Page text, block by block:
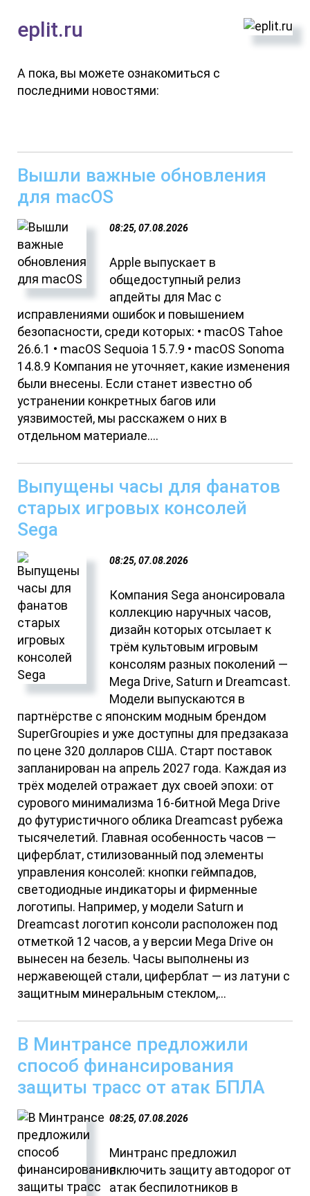
eplit.ru
А пока, вы можете ознакомиться с
последними новостями:
Вышли важные обновления
для macOS
08:25, 07.08.2026
Apple выпускает в
общедоступный релиз
апдейты для Mac с
исправлениями ошибок и повышением
безопасности, среди которых: • macOS Tahoe
26.6.1 • macOS Sequoia 15.7.9 • macOS Sonoma
14.8.9 Компания не уточняет, какие изменения
были внесены. Если станет известно об
устранении конкретных багов или
уязвимостей, мы расскажем о них в
отдельном материале....
Выпущены часы для фанатов
старых игровых консолей
Sega
08:25, 07.08.2026
Компания Sega анонсировала
коллекцию наручных часов,
дизайн которых отсылает к
трём культовым игровым
консолям разных поколений —
Mega Drive, Saturn и Dreamcast.
Модели выпускаются в
партнёрстве с японским модным брендом
SuperGroupies и уже доступны для предзаказа
по цене 320 долларов США. Старт поставок
запланирован на апрель 2027 года. Каждая из
трёх моделей отражает дух своей эпохи: от
сурового минимализма 16-битной Mega Drive
до футуристичного облика Dreamcast рубежа
тысячелетий. Главная особенность часов —
циферблат, стилизованный под элементы
управления консолей: кнопки геймпадов,
светодиодные индикаторы и фирменные
логотипы. Например, у модели Saturn и
Dreamcast логотип консоли расположен под
отметкой 12 часов, а у версии Mega Drive он
вынесен на безель. Часы выполнены из
нержавеющей стали, циферблат — из латуни с
защитным минеральным стеклом,...
В Минтрансе предложили
способ финансирования
защиты трасс от атак БПЛА
08:25, 07.08.2026
Минтранс предложил
включить защиту автодорог от
атак беспилотников в